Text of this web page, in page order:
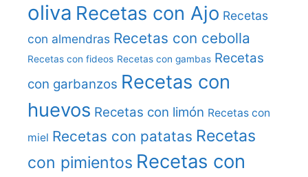
oliva Recetas con Ajo Recetas
con almendras Recetas con cebolla
Recetas con fideos Recetas con gambas Recetas
con garbanzos Recetas con
huevos Recetas con limón Recetas con
miel Recetas con patatas Recetas
con pimientos Recetas con